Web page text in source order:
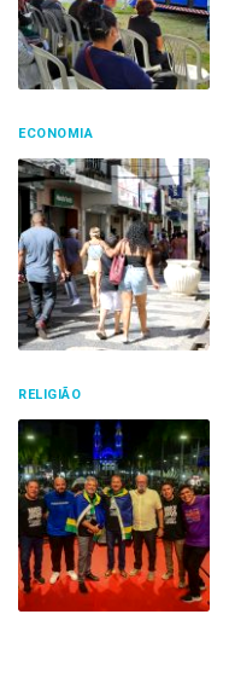
ECONOMIA
RELIGIÃO